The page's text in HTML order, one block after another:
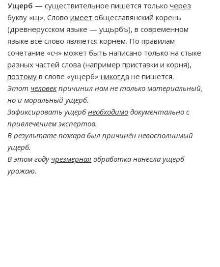
Ущерб — существительное пишется только через
букву «щ». Слово имеет общеславянский корень
(древнерусском языке — ущьрбъ), в современном
языке всё слово является корнем. По правилам
сочетание «сч» может быть написано только на стыке
разных частей слова (например приставки и корня),
поэтому в слове «ущерб» никогда не пишется.
Этот человекпричинил нам не только материальный,
но и моральный ущерб.
Зафиксировать ущербнеобходимо документально с
привлечением экспертов.
В результате пожара был причинён невосполнимый
ущерб.
В этом году чрезмерная обработка нанесла ущерб
урожаю.